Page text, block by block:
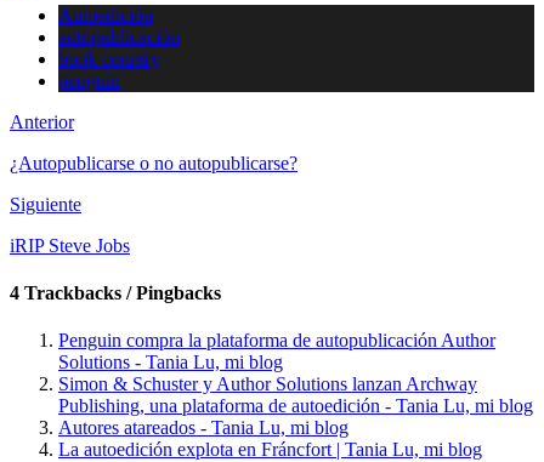
Autoedición
autopublicación
book country
penguin
Anterior
¿Autopublicarse o no autopublicarse?
Siguiente
iRIP Steve Jobs
4 Trackbacks / Pingbacks
Penguin compra la plataforma de autopublicación Author
Solutions - Tania Lu, mi blog
Simon & Schuster y Author Solutions lanzan Archway
Publishing, una plataforma de autoedición - Tania Lu, mi blog
Autores atareados - Tania Lu, mi blog
La autoedición explota en Fráncfort | Tania Lu, mi blog